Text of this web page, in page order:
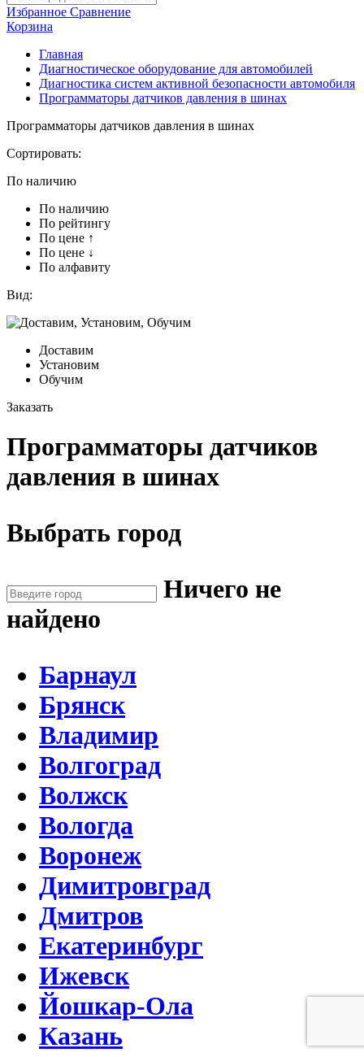
Избранное Сравнение
Корзина
Главная
Диагностическое оборудование для автомобилей
Диагностика систем активной безопасности автомобиля
Программаторы датчиков давления в шинах
Программаторы датчиков давления в шинах
Сортировать:
По наличию
По наличию
По рейтингу
По цене ↑
По цене ↓
По алфавиту
Вид:
Доставим
Установим
Обучим
Заказать
Программаторы датчиков
давления в шинах
Выбрать город
Ничего не
найдено
Барнаул
Брянск
Владимир
Волгоград
Волжск
Вологда
Воронеж
Димитровград
Дмитров
Екатеринбург
Ижевск
Йошкар-Ола
Казань